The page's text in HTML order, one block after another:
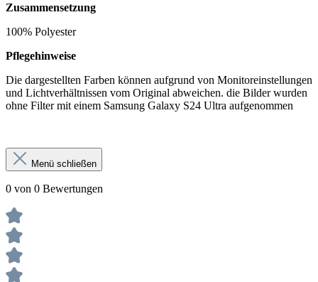
Zusammensetzung
100% Polyester
Pflegehinweise
Die dargestellten Farben können aufgrund von Monitoreinstellungen
und Lichtverhältnissen vom Original abweichen. die Bilder wurden
ohne Filter mit einem Samsung Galaxy S24 Ultra aufgenommen
Menü schließen
0 von 0 Bewertungen